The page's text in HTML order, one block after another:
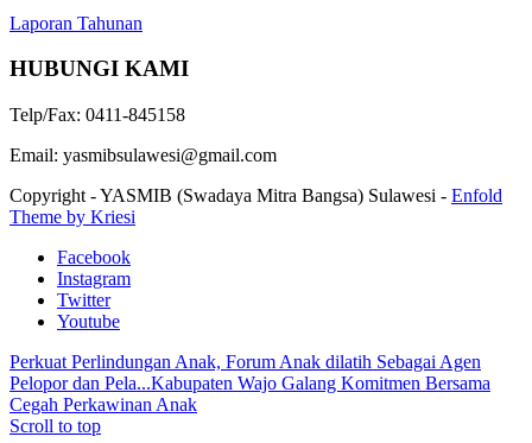
Laporan Tahunan
HUBUNGI KAMI
Telp/Fax: 0411-845158
Email: yasmibsulawesi@gmail.com
Copyright - YASMIB (Swadaya Mitra Bangsa) Sulawesi - Enfold
Theme by Kriesi
Facebook
Instagram
Twitter
Youtube
Perkuat Perlindungan Anak, Forum Anak dilatih Sebagai Agen
Pelopor dan Pela...Kabupaten Wajo Galang Komitmen Bersama
Cegah Perkawinan Anak
Scroll to top